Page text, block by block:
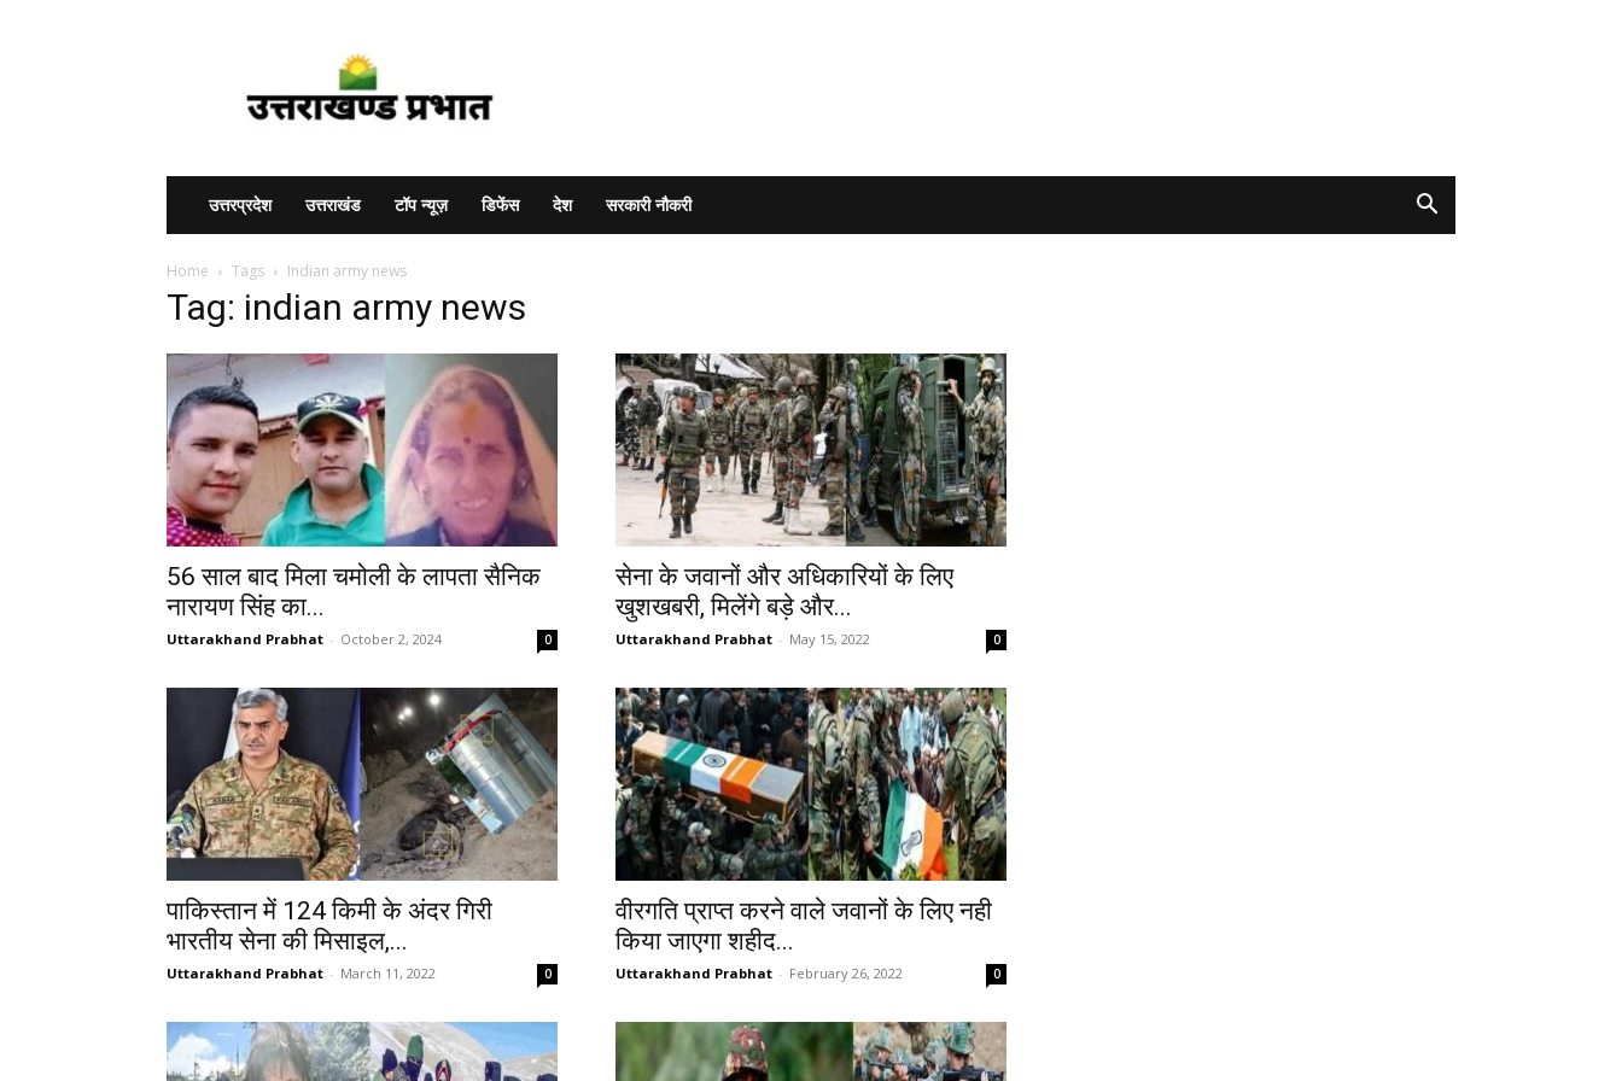
उत्तरप्रदेश उत्तराखंड टॉप न्यूज़ डिफेंस देश सरकारी नौकरी
Home Tags Indian army news
Tag: indian army news
56 साल बाद मिला चमोली के लापता सैनिक
नारायण सिंह का...
Uttarakhand Prabhat - October 2, 2024 0
सेना के जवानों और अधिकारियों के लिए
खुशखबरी, मिलेंगे बड़े और...
Uttarakhand Prabhat - May 15, 2022 0
पाकिस्तान में 124 किमी के अंदर गिरी
भारतीय सेना की मिसाइल,...
Uttarakhand Prabhat - March 11, 2022 0
वीरगति प्राप्त करने वाले जवानों के लिए नही
किया जाएगा शहीद...
Uttarakhand Prabhat - February 26, 2022 0